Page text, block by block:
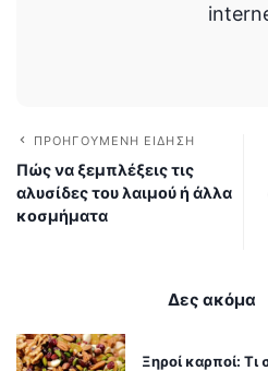
ΠΡΟΗΓΟΎΜΕΝΗ ΕΊΔΗΣΗ
Πώς να ξεμπλέξεις τις
αλυσίδες του λαιμού ή άλλα
κοσμήματα
Δες ακόμα
Ξηροί καρποί: Τι